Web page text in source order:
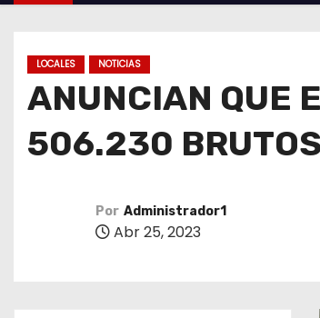
i
LOCALES NOTICIAS
ANUNCIAN QUE
506.230 BRUTOS
Por Administrador1
Abr 25, 2023